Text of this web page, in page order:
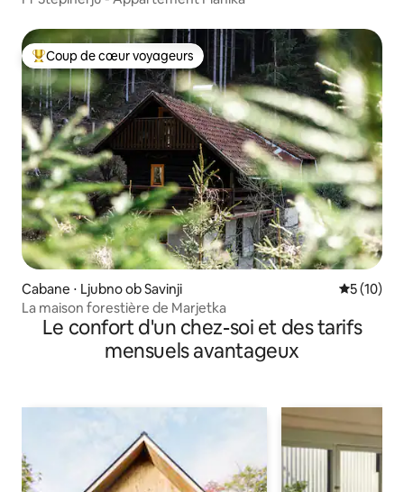
Coups de cœur voyageurs les plus appréciés
Coup de cœur voyageurs
Cabane ⋅ Ljubno ob Savinji
5 (10)
La maison forestière de Marjetka
Le confort d'un chez-soi et des tarifs
mensuels avantageux